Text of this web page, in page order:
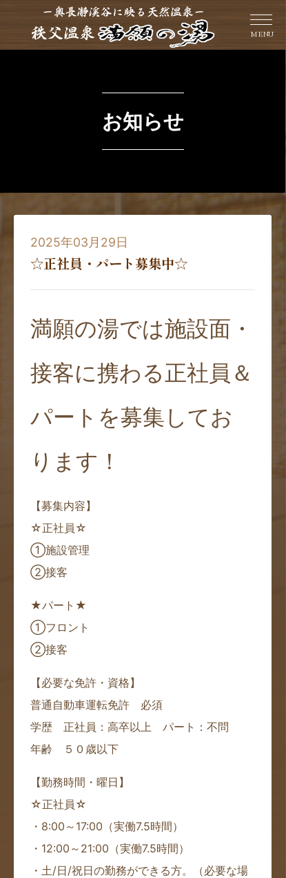
MENU
お知らせ
2025年03月29日
☆正社員・パート募集中☆
満願の湯では施設面・
接客に携わる正社員＆
パートを募集してお
ります！
【募集内容】
☆正社員☆
①施設管理
②接客
★パート★
①フロント
②接客
【必要な免許・資格】
普通自動車運転免許 必須
学歴 正社員：高卒以上 パート：不問
年齢 ５０歳以下
【勤務時間・曜日】
☆正社員☆
・8:00～17:00（実働7.5時間）
・12:00～21:00（実働7.5時間）
・土/日/祝日の勤務ができる方。（必要な場